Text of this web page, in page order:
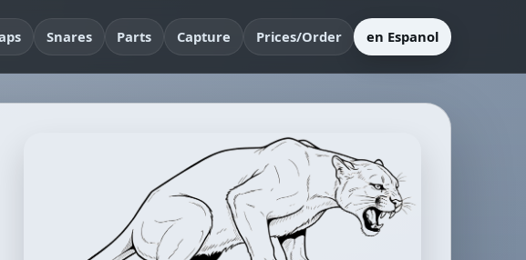
Snares Parts Capture Prices/Order en Espanol